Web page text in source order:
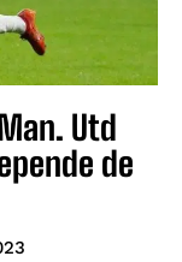
Man. Utd
de